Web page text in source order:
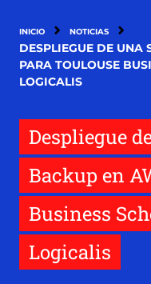
INICIO NOTICIAS
DESPLIEGUE DE UNA
PARA TOULOUSE
LOGICALIS
Despliegue
Backup en
Business
Logicalis